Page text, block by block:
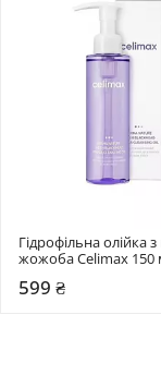
Гідрофільна олійка
жожоба Celimax 150
Nature Fresh
Cleansing Oil
599 ₴